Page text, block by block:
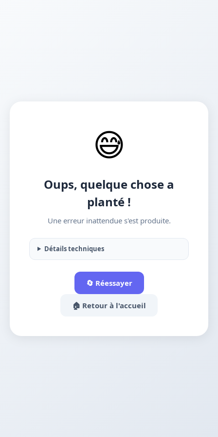
😅
Oups, quelque chose a
planté !
Une erreur inattendue s'est produite.
Détails techniques
🔄 Réessayer
🏠 Retour à l'accueil